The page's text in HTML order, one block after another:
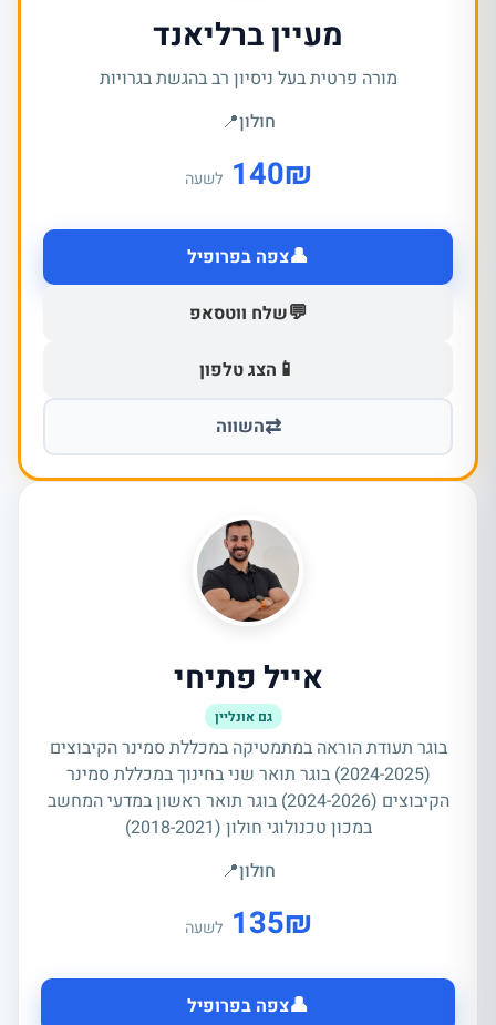
מעיין ברליאנד
מורה פרטית בעל ניסיון רב בהגשת בגרויות
חולון📍
₪
140 לשעה
👤צפה בפרופיל
💬שלח ווטסאפ
📱 הצג טלפון
⇄השווה
אייל פתיחי
גם אונליין
בוגר תעודת הוראה במתמטיקה במכללת סמינר הקיבוצים
(2024-2025) בוגר תואר שני בחינוך במכללת סמינר
הקיבוצים (2024-2026) בוגר תואר ראשון במדעי המחשב
במכון טכנולוגי חולון (2018-2021)
חולון📍
₪
135 לשעה
👤צפה בפרופיל